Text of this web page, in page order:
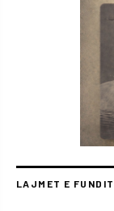
LAJMET E FUNDIT